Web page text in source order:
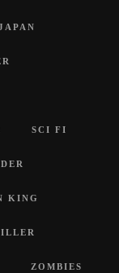
SCI FI
KING
ZOMBIES